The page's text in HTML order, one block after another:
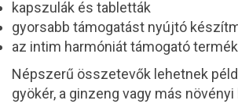
kapszulák és tabletták
gyorsabb támogatást nyújtó
az intim harmóniát támogató
Népszerű összetevők lehetnek
gyökér, a ginzeng vagy más